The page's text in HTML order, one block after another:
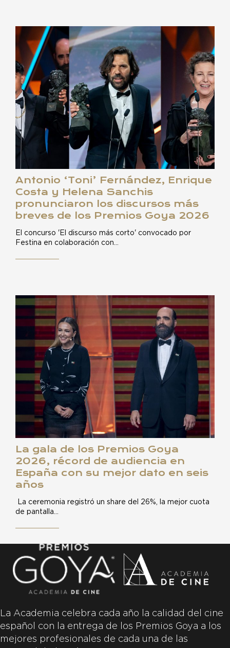
Antonio ‘Toni’ Fernández, Enrique
Costa y Helena Sanchis
pronunciaron los discursos más
breves de los Premios Goya 2026
El concurso 'El discurso más corto' convocado por
Festina en colaboración con…
La gala de los Premios Goya
2026, récord de audiencia en
España con su mejor dato en seis
años
La ceremonia registró un share del 26%, la mejor cuota
de pantalla…
La Academia celebra cada año la calidad del cine
español con la entrega de los Premios Goya a los
mejores profesionales de cada una de las